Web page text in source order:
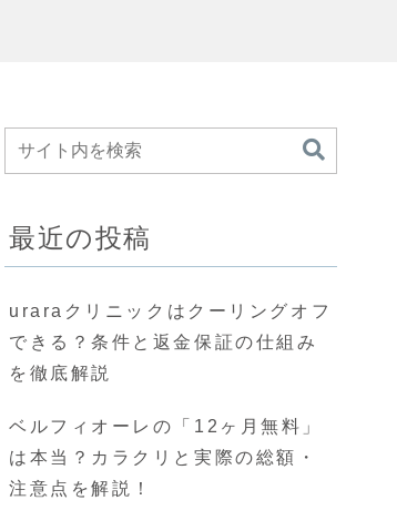
最近の投稿
uraraクリニックはクーリングオフ
できる？条件と返金保証の仕組み
を徹底解説
ベルフィオーレの「12ヶ月無料」
は本当？カラクリと実際の総額・
注意点を解説！